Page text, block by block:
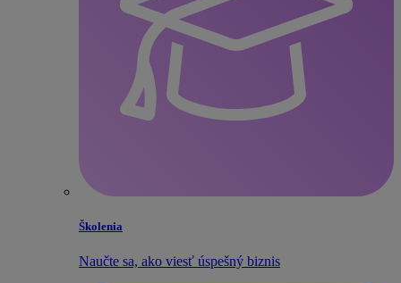
Školenia
Naučte sa, ako viesť úspešný biznis